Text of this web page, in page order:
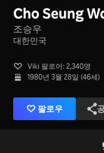
Cho Seung
조승우
대한민국
Viki 팔로어: 2,340명
1980년 3월 28일 (46세)
팔로우